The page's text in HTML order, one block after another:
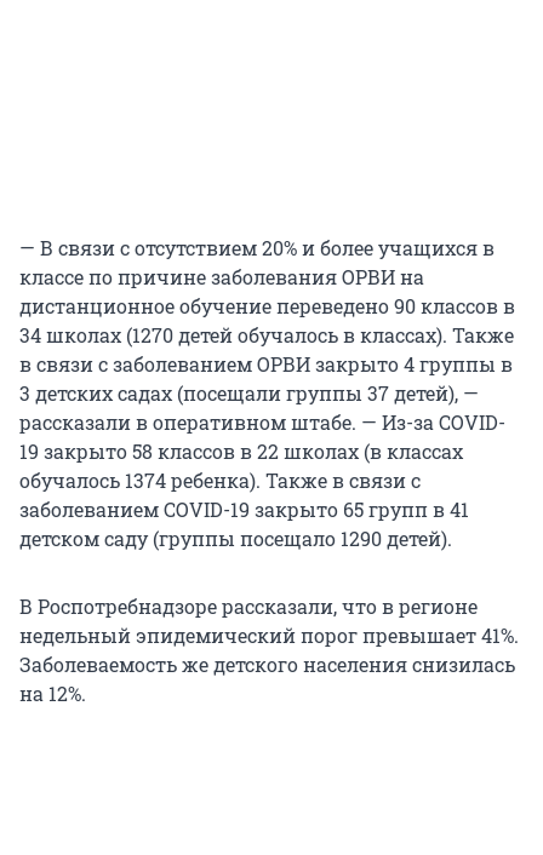
— В связи с отсутствием 20% и более учащихся в
классе по причине заболевания ОРВИ на
дистанционное обучение переведено 90 классов в
34 школах (1270 детей обучалось в классах). Также
в связи с заболеванием ОРВИ закрыто 4 группы в
3 детских садах (посещали группы 37 детей), —
рассказали в оперативном штабе. — Из-за COVID-
19 закрыто 58 классов в 22 школах (в классах
обучалось 1374 ребенка). Также в связи с
заболеванием COVID-19 закрыто 65 групп в 41
детском саду (группы посещало 1290 детей).
В Роспотребнадзоре рассказали, что в регионе
недельный эпидемический порог превышает 41%.
Заболеваемость же детского населения снизилась
на 12%.